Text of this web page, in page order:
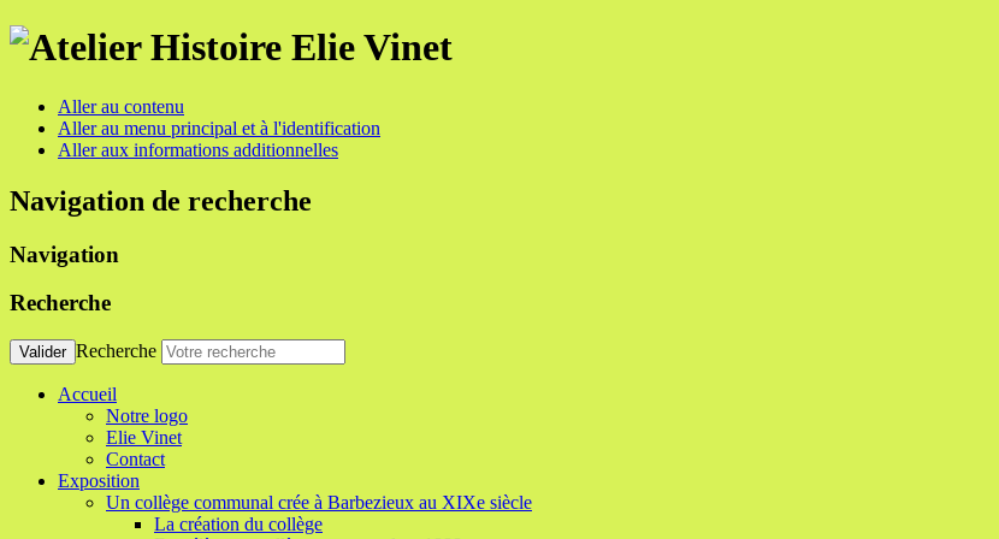
Aller au contenu
Aller au menu principal et à l'identification
Aller aux informations additionnelles
Navigation de recherche
Navigation
Recherche
Valider Recherche
Accueil
Notre logo
Elie Vinet
Contact
Exposition
Un collège communal crée à Barbezieux au XIXe siècle
La création du collège